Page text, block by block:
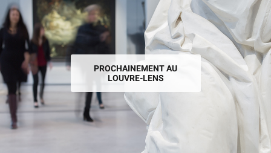
PROCHAINEMENT AU
LOUVRE-LENS